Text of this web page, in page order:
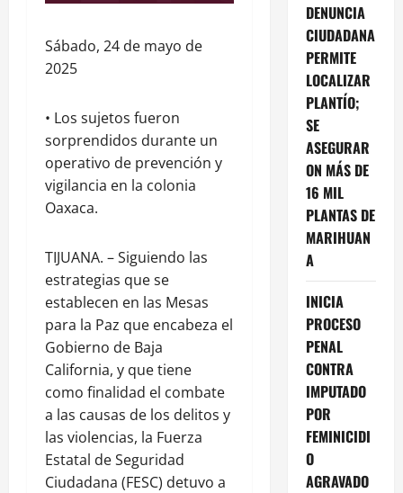
Sábado, 24 de mayo de
2025
• Los sujetos fueron
sorprendidos durante un
operativo de prevención y
vigilancia en la colonia
Oaxaca.
TIJUANA. – Siguiendo las
estrategias que se
establecen en las Mesas
para la Paz que encabeza el
Gobierno de Baja
California, y que tiene
como finalidad el combate
a las causas de los delitos y
las violencias, la Fuerza
Estatal de Seguridad
Ciudadana (FESC) detuvo a
DENUNCIA
CIUDADANA
PERMITE
LOCALIZAR
PLANTÍO;
SE
ASEGURAR
ON MÁS DE
16 MIL
PLANTAS DE
MARIHUAN
A
INICIA
PROCESO
PENAL
CONTRA
IMPUTADO
POR
FEMINICIDI
O
AGRAVADO